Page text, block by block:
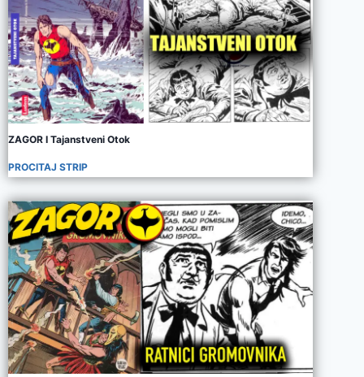
ZAGOR I Tajanstveni Otok
PROCITAJ STRIP